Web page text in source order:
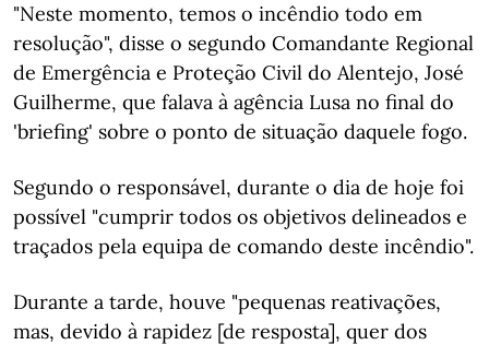
"Neste momento, temos o incêndio todo em
resolução", disse o segundo Comandante Regional
de Emergência e Proteção Civil do Alentejo, José
Guilherme, que falava à agência Lusa no final do
'briefing' sobre o ponto de situação daquele fogo.
Segundo o responsável, durante o dia de hoje foi
possível "cumprir todos os objetivos delineados e
traçados pela equipa de comando deste incêndio".
Durante a tarde, houve "pequenas reativações,
mas, devido à rapidez [de resposta], quer dos